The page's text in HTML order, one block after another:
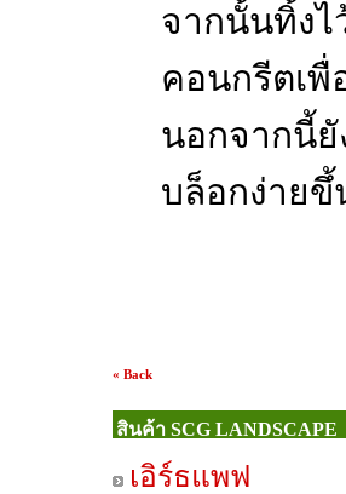
จากนั้นทิ้งไ
คอนกรีตเพื่
นอกจากนี้
บล็อกง่าย
« Back
สินค้า SCG LANDSCAPE
เอิร์ธแพฟ